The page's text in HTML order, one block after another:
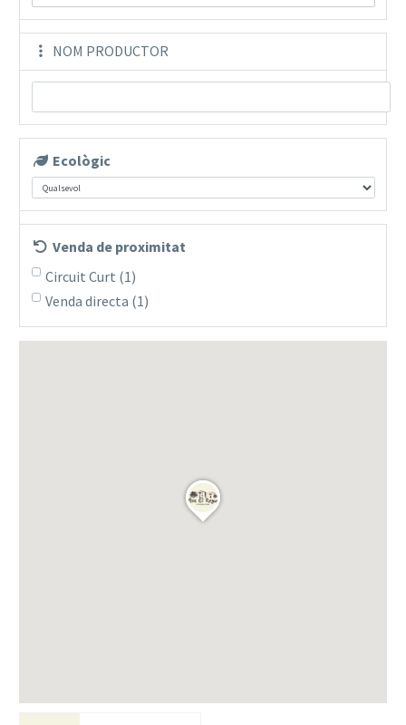
NOM PRODUCTOR
Ecològic
Venda de proximitat
Circuit Curt (1)
Venda directa (1)